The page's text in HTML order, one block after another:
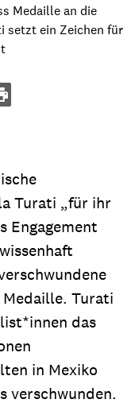
Medaille an die
setzt ein Zeichen für
Turati „für ihr
Engagement
Medaille. Turati
das
in Mexiko
verschwunden.